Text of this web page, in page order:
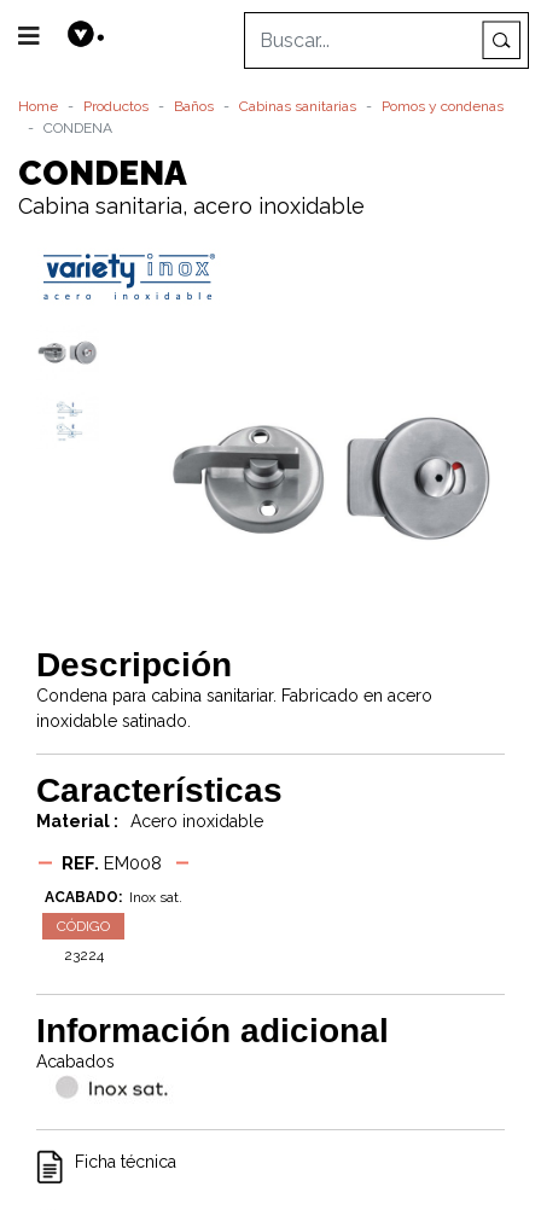
Home Productos Baños Cabinas sanitarias
Pomos y condenas
CONDENA
CONDENA
Cabina sanitaria, acero inoxidable
Descripción
Condena para cabina sanitariar. Fabricado en acero
inoxidable satinado.
Características
Material : Acero inoxidable
REF. EM008
ACABADO: Inox sat.
CÓDIGO
23224
Información adicional
Acabados
Ficha técnica